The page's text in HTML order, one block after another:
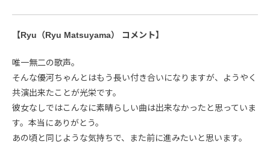
【Ryu（Ryu Matsuyama） コメント】
唯一無二の歌声。
そんな優河ちゃんとはもう長い付き合いになりますが、ようやく
共演出来たことが光栄です。
彼女なしではこんなに素晴らしい曲は出来なかったと思っていま
す。本当にありがとう。
あの頃と同じような気持ちで、また前に進みたいと思います。